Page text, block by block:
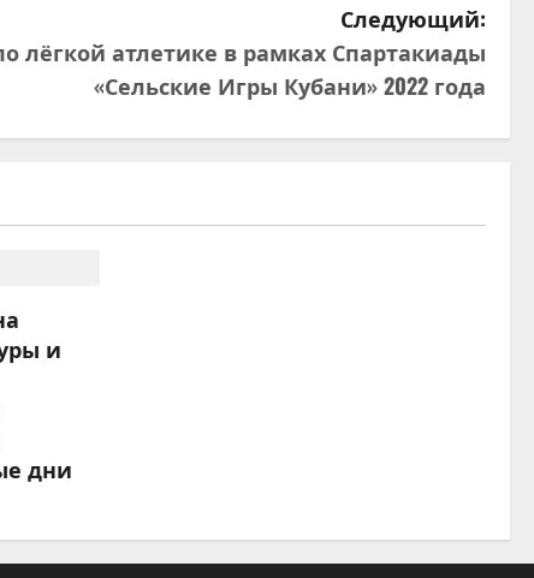
Следующий:
лёгкой атлетике в рамках Спартакиады
«Сельские Игры Кубани» 2022 года
и
дни